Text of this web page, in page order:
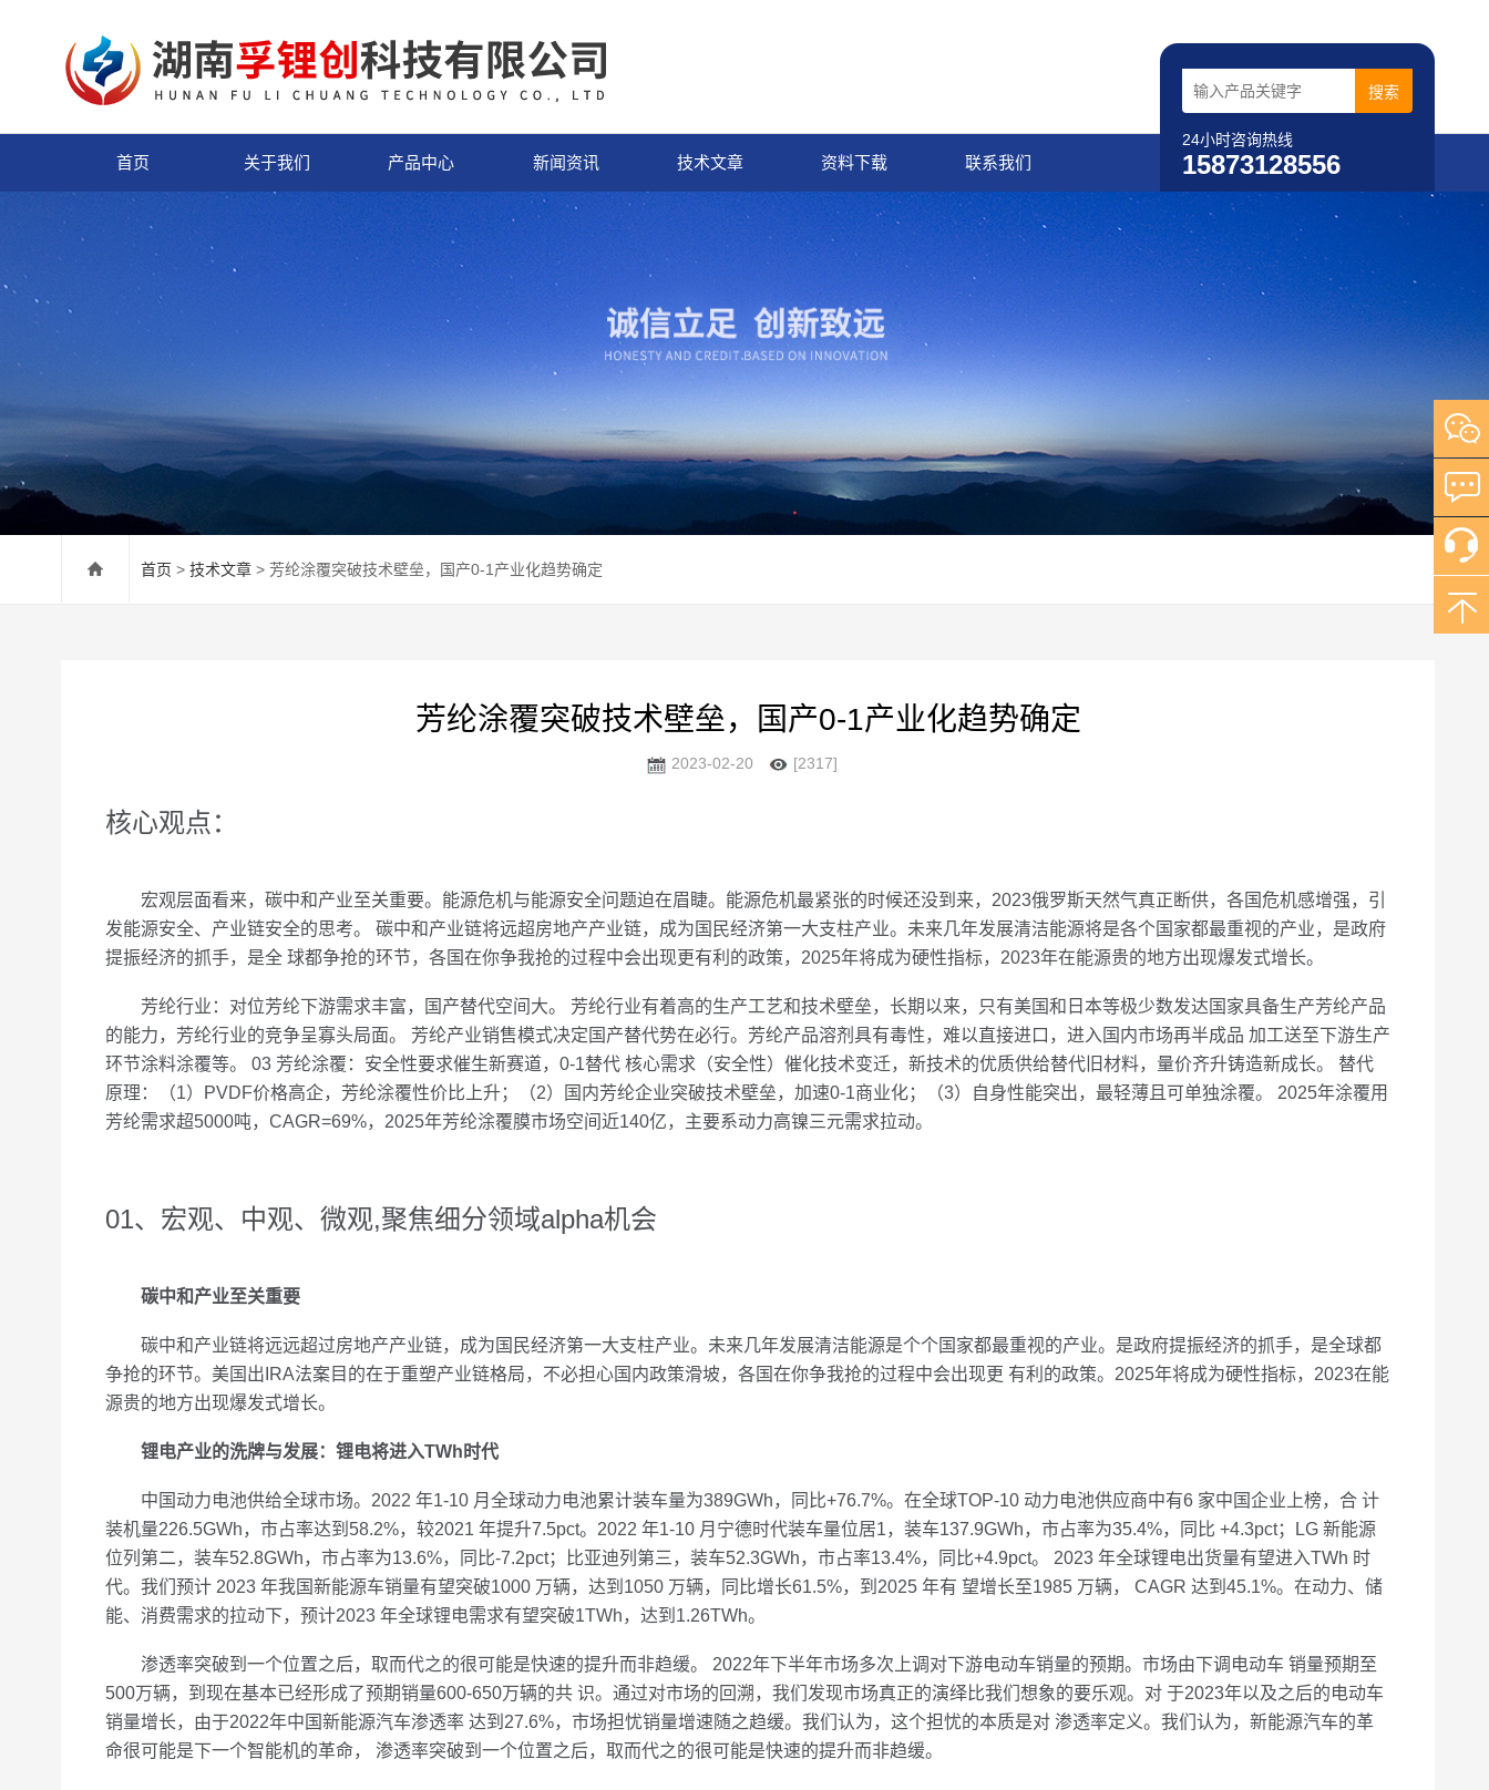
24小时咨询热线
15873128556
首页 关于我们 产品中心 新闻资讯 技术文章 资料下载 联系我们
首页 > 技术文章 > 芳纶涂覆突破技术壁垒，国产0-1产业化趋势确定
芳纶涂覆突破技术壁垒，国产0-1产业化趋势确定
2023-02-20 [2317]
核心观点：
宏观层面看来，碳中和产业至关重要。能源危机与能源安全问题迫在眉睫。能源危机最紧张的时候还没到来，2023俄罗斯天然气真正断供，各国危机感增强，引
发能源安全、产业链安全的思考。 碳中和产业链将远超房地产产业链，成为国民经济第一大支柱产业。未来几年发展清洁能源将是各个国家都最重视的产业，是政府
提振经济的抓手，是全 球都争抢的环节，各国在你争我抢的过程中会出现更有利的政策，2025年将成为硬性指标，2023年在能源贵的地方出现爆发式增长。
芳纶行业：对位芳纶下游需求丰富，国产替代空间大。 芳纶行业有着高的生产工艺和技术壁垒，长期以来，只有美国和日本等极少数发达国家具备生产芳纶产品
的能力，芳纶行业的竞争呈寡头局面。 芳纶产业销售模式决定国产替代势在必行。芳纶产品溶剂具有毒性，难以直接进口，进入国内市场再半成品 加工送至下游生产
环节涂料涂覆等。 03 芳纶涂覆：安全性要求催生新赛道，0-1替代 核心需求（安全性）催化技术变迁，新技术的优质供给替代旧材料，量价齐升铸造新成长。 替代
原理：（1）PVDF价格高企，芳纶涂覆性价比上升；（2）国内芳纶企业突破技术壁垒，加速0-1商业化；（3）自身性能突出，最轻薄且可单独涂覆。 2025年涂覆用
芳纶需求超5000吨，CAGR=69%，2025年芳纶涂覆膜市场空间近140亿，主要系动力高镍三元需求拉动。
01、宏观、中观、微观,聚焦细分领域alpha机会
碳中和产业至关重要
碳中和产业链将远远超过房地产产业链，成为国民经济第一大支柱产业。未来几年发展清洁能源是个个国家都最重视的产业。是政府提振经济的抓手，是全球都
争抢的环节。美国出IRA法案目的在于重塑产业链格局，不必担心国内政策滑坡，各国在你争我抢的过程中会出现更 有利的政策。2025年将成为硬性指标，2023在能
源贵的地方出现爆发式增长。
锂电产业的洗牌与发展：锂电将进入TWh时代
中国动力电池供给全球市场。2022 年1-10 月全球动力电池累计装车量为389GWh，同比+76.7%。在全球TOP-10 动力电池供应商中有6 家中国企业上榜，合 计
装机量226.5GWh，市占率达到58.2%，较2021 年提升7.5pct。2022 年1-10 月宁德时代装车量位居1，装车137.9GWh，市占率为35.4%，同比 +4.3pct；LG 新能源
位列第二，装车52.8GWh，市占率为13.6%，同比-7.2pct；比亚迪列第三，装车52.3GWh，市占率13.4%，同比+4.9pct。 2023 年全球锂电出货量有望进入TWh 时
代。我们预计 2023 年我国新能源车销量有望突破1000 万辆，达到1050 万辆，同比增长61.5%，到2025 年有 望增长至1985 万辆， CAGR 达到45.1%。在动力、储
能、消费需求的拉动下，预计2023 年全球锂电需求有望突破1TWh，达到1.26TWh。
渗透率突破到一个位置之后，取而代之的很可能是快速的提升而非趋缓。 2022年下半年市场多次上调对下游电动车销量的预期。市场由下调电动车 销量预期至
500万辆，到现在基本已经形成了预期销量600-650万辆的共 识。通过对市场的回溯，我们发现市场真正的演绎比我们想象的要乐观。对 于2023年以及之后的电动车
销量增长，由于2022年中国新能源汽车渗透率 达到27.6%，市场担忧销量增速随之趋缓。我们认为，这个担忧的本质是对 渗透率定义。我们认为，新能源汽车的革
命很可能是下一个智能机的革命， 渗透率突破到一个位置之后，取而代之的很可能是快速的提升而非趋缓。